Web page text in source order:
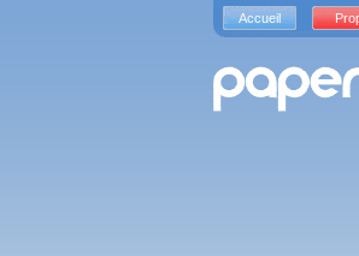
Accueil